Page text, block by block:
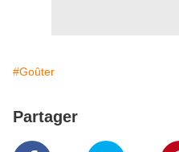
#Goûter
Partager